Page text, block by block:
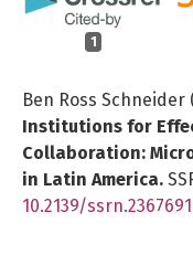
1
Ben Ross Schneider
Institutions for
Collaboration:
in Latin America.
10.2139/ssrn.2367691